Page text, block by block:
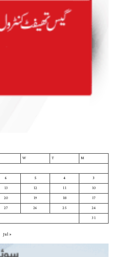
M
T
W
3
4
5
6
10
11
12
13
17
18
19
20
24
25
26
27
31
« Jul